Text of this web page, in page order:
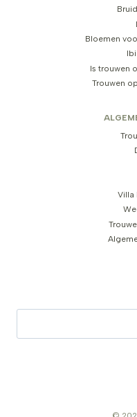
Bloemen
Is trouwen
Trouwen
Villa